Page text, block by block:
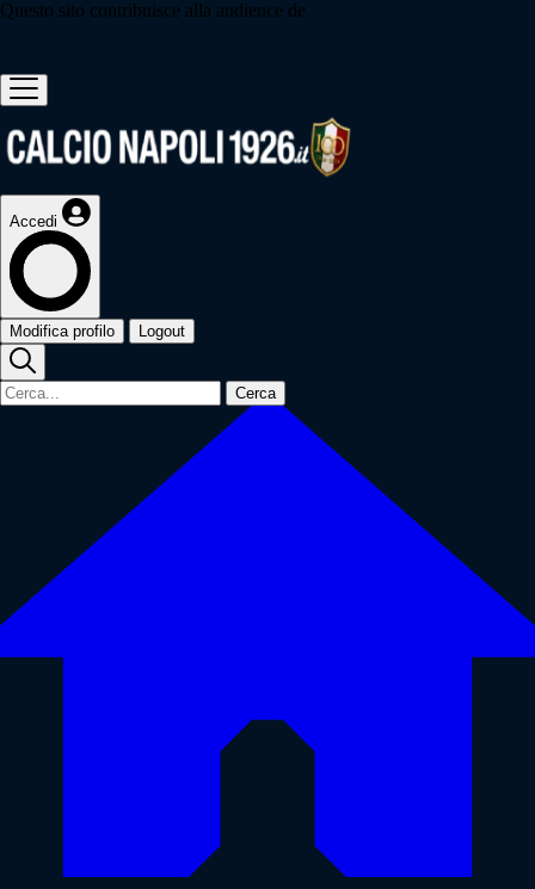
Questo sito contribuisce alla audience de
Accedi
Modifica profilo Logout
Cerca